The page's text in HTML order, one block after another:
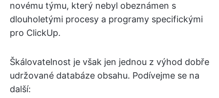
novému týmu, který nebyl obeznámen s
dlouholetými procesy a programy specifickými
pro ClickUp.
Škálovatelnost je však jen jednou z výhod dobře
udržované databáze obsahu. Podívejme se na
další: